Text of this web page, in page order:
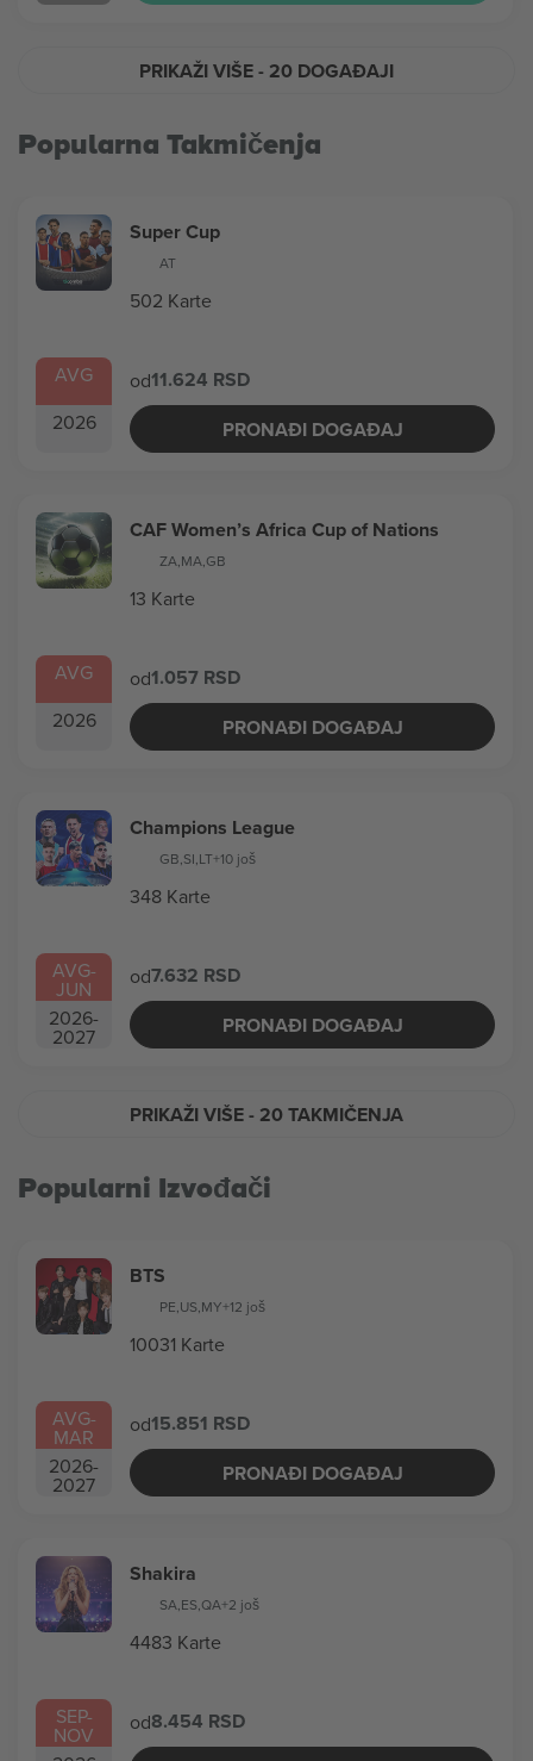
PRIKAŽI VIŠE- 20 DOGAĐAJI
Popularna Takmičenja
AVG
2026
Super Cup
AT
502 Karte
od11.624 RSD
PRONAĐI DOGAĐAJ
AVG
2026
CAF Women’s Africa Cup of Nations
ZA,MA,GB
13 Karte
od1.057 RSD
PRONAĐI DOGAĐAJ
AVG-
JUN
2026-
2027
Champions League
GB,SI,LT+10 još
348 Karte
od7.632 RSD
PRONAĐI DOGAĐAJ
PRIKAŽI VIŠE- 20 TAKMIČENJA
Popularni Izvođači
AVG-
MAR
2026-
2027
BTS
PE,US,MY+12 još
10031 Karte
od15.851 RSD
PRONAĐI DOGAĐAJ
SEP-
NOV
Shakira
SA,ES,QA+2 još
4483 Karte
od8.454 RSD